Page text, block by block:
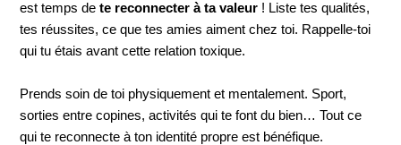
est temps dete reconnecter à ta valeur ! Liste tes qualités,
tes réussites, ce que tes amies aiment chez toi. Rappelle-toi
qui tu étais avant cette relation toxique.
Prends soin de toi physiquement et mentalement. Sport,
sorties entre copines, activités qui te font du bien… Tout ce
qui te reconnecte à ton identité propre est bénéfique.